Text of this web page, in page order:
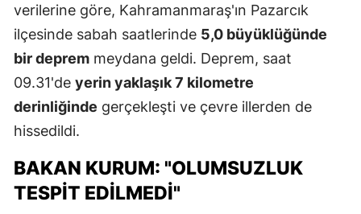
verilerine göre, Kahramanmaraş'ın Pazarcık
ilçesinde sabah saatlerinde 5,0 büyüklüğünde
bir deprem meydana geldi. Deprem, saat
09.31'de yerin yaklaşık 7 kilometre
derinliğinde gerçekleşti ve çevre illerden de
hissedildi.
BAKAN KURUM: "OLUMSUZLUK
TESPIT EDILMEDI"